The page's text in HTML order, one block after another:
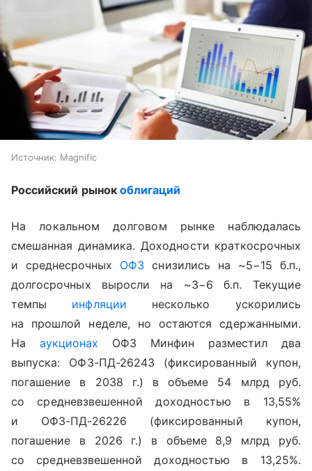
Источник: Magnific
Российский рынок облигаций
На локальном долговом рынке наблюдалась
смешанная динамика. Доходности краткосрочных
и среднесрочных ОФЗ снизились на ~5−15 б.п.,
долгосрочных выросли на ~3−6 б.п. Текущие
темпы инфляции несколько ускорились
на прошлой неделе, но остаются сдержанными.
На аукционах ОФЗ Минфин разместил два
выпуска: ОФЗ-ПД-26243 (фиксированный купон,
погашение в 2038 г.) в объеме 54 млрд руб.
со средневзвешенной доходностью в 13,55%
и ОФЗ-ПД-26226 (фиксированный купон,
погашение в 2026 г.) в объеме 8,9 млрд руб.
со средневзвешенной доходностью в 13,25%.